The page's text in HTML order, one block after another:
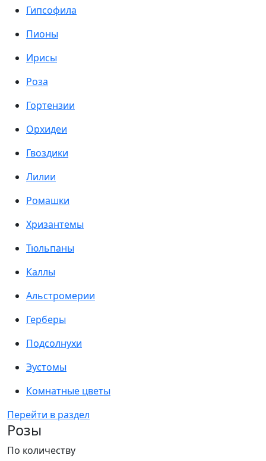
Гипсофила
Пионы
Ирисы
Роза
Гортензии
Орхидеи
Гвоздики
Лилии
Ромашки
Хризантемы
Тюльпаны
Каллы
Альстромерии
Герберы
Подсолнухи
Эустомы
Комнатные цветы
Перейти в раздел
Розы
По количеству